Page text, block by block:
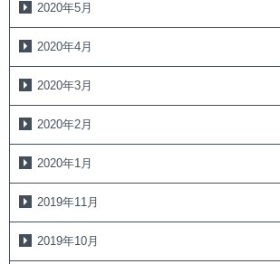
2020年5月
2020年4月
2020年3月
2020年2月
2020年1月
2019年11月
2019年10月